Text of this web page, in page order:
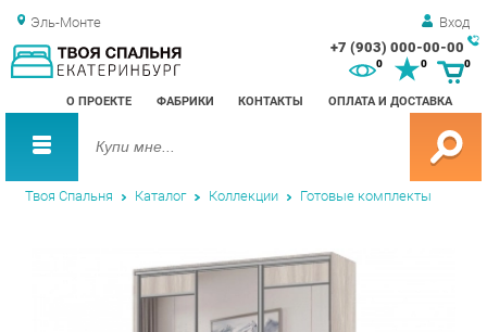
Эль-Монте Вход
+7 (903) 000-00-00
О ПРОЕКТЕ ФАБРИКИ КОНТАКТЫ ОПЛАТА И ДОСТАВКА
0 0
Твоя Спальня Каталог Коллекции Готовые комплекты